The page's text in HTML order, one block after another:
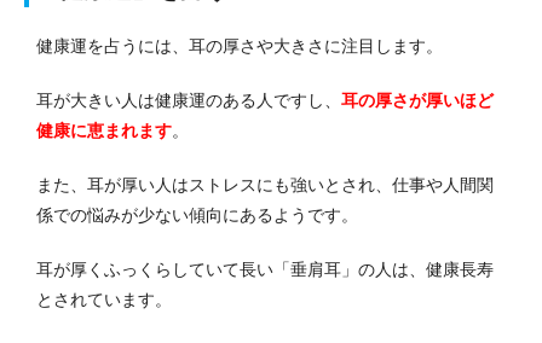
健康運を占うには、耳の厚さや大きさに注目します。
耳が大きい人は健康運のある人ですし、 耳の厚さが厚いほど
健康に恵まれます。
また、耳が厚い人はストレスにも強いとされ、仕事や人間関
係での悩みが少ない傾向にあるようです。
耳が厚くふっくらしていて長い「垂肩耳」の人は、健康長寿
とされています。